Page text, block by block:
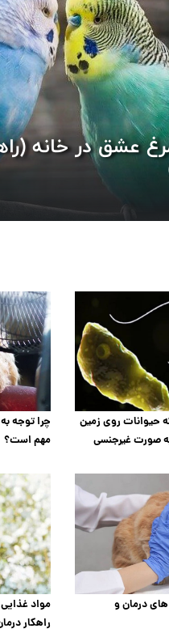
عشق در خانه
حیوانات روی زمین
به صورت غیرجنسی
چرا توجه
مهم است؟
درمان و
مواد غذایی
راهکار